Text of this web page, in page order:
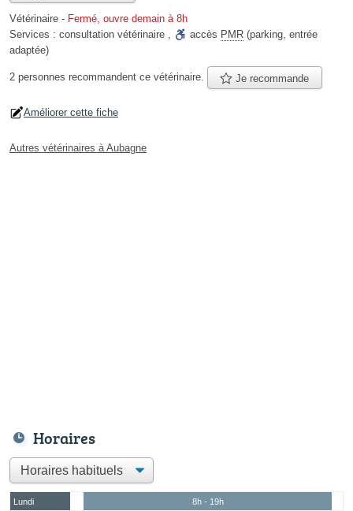
Vétérinaire - Fermé, ouvre demain à 8h
Services : consultation vétérinaire , accès PMR (parking, entrée
adaptée)
2 personnes recommandent ce vétérinaire. Je recommande
Améliorer cette fiche
Autres vétérinaires à Aubagne
Horaires
Lundi
8h - 19h